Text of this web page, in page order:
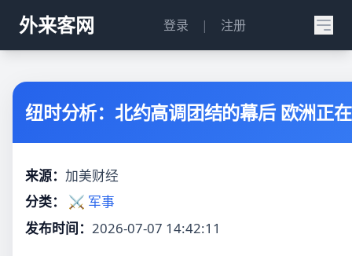
外来客网 登录 | 注册
纽时分析：北约高调团结的幕后 欧洲正
来源： 加美财经
分类：
⚔️ 军事
发布时间： 2026-07-07 14:42:11